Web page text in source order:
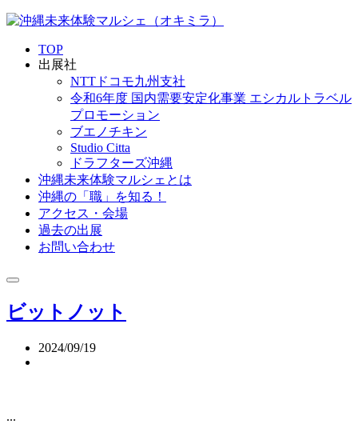
TOP
出展社
NTTドコモ九州支社
令和6年度 国内需要安定化事業 エシカルトラベル
プロモーション
ブエノチキン
Studio Citta
ドラフターズ沖縄
沖縄未来体験マルシェとは
沖縄の「職」を知る！
アクセス・会場
過去の出展
お問い合わせ
ビットノット
2024/09/19
...